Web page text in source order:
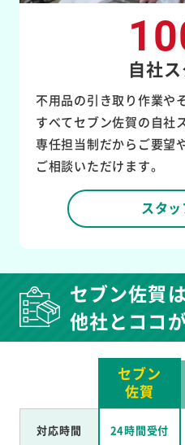
自社
不用品の引き取り作業や
すべてセブン佐賀の自社
専任担当制だからご要望
ご相談いただけます。
スタ
セブン佐賀は
他社とココ
セブン
佐賀
対応時間 24時間受付